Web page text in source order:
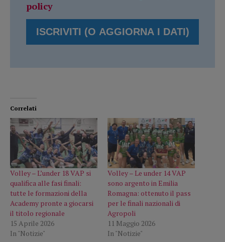
policy
Correlati
Volley – L’under 18 VAP si
qualifica alle fasi finali:
tutte le formazioni della
Academy pronte a giocarsi
il titolo regionale
15 Aprile 2026
In "Notizie"
Volley – Le under 14 VAP
sono argento in Emilia
Romagna: ottenuto il pass
per le finali nazionali di
Agropoli
11 Maggio 2026
In "Notizie"